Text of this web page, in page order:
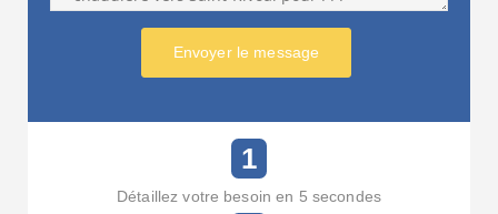
Envoyer le message
1
Détaillez votre besoin en 5 secondes